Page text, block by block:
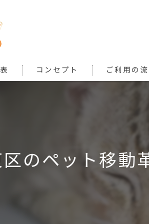
コンセプト ご利用の流
区のペット移動